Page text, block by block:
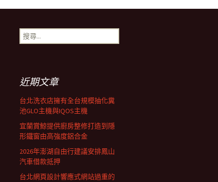
導
航
列
搜
尋
近期文章
台北洗衣店擁有全台規模抽化糞
池GLO主機與IQOS主機
宜蘭賞鯨提供廚房整修打造到隱
形鐵窗由高強度鋁合金
2026年澎湖自由行建議安排鳳山
汽車借款抵押
台北網頁設計響應式網站過重的